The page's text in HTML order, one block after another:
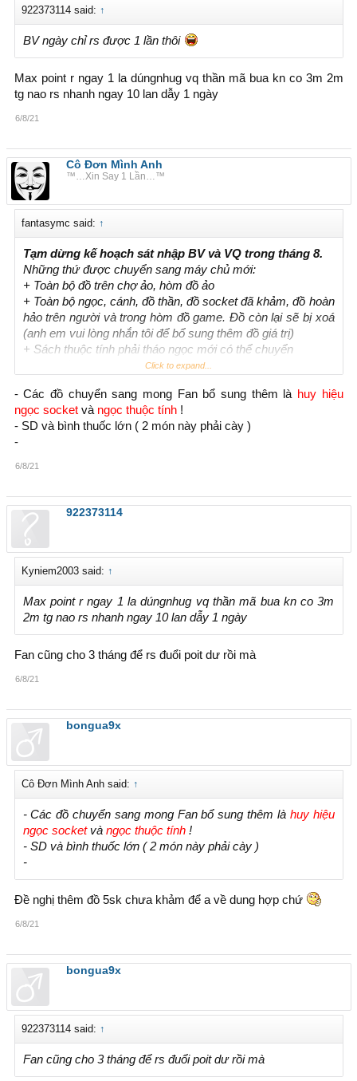
922373114 said: ↑
BV ngày chỉ rs được 1 lần thôi
Max point r ngay 1 la dúngnhug vq thần mã bua kn co 3m 2m
tg nao rs nhanh ngay 10 lan dẫy 1 ngày
6/8/21
Cô Đơn Mình Anh
™…Xin Say 1 Lần…™
fantasymc said: ↑
Tạm dừng kế hoạch sát nhập BV và VQ trong tháng 8.
Những thứ được chuyển sang máy chủ mới:
+ Toàn bộ đồ trên chợ ảo, hòm đồ ảo
+ Toàn bộ ngọc, cánh, đồ thần, đồ socket đã khảm, đồ hoàn
hảo trên người và trong hòm đồ game. Đồ còn lại sẽ bị xoá
(anh em vui lòng nhắn tôi để bổ sung thêm đồ giá trị)
+ Sách thuộc tính phải tháo ngọc mới có thể chuyển
+ Chuyển sang nguyên vẹn lần reset, point MT, level MT,
(ngoại trừ ngựa ma và chim ma của DL)
+ Đồ thuê, đồ có hạn sử dụng sẽ không được chuyển
(ngoại trừ 12 món đồ được admin đấu giá đầu năm)
Click to expand...
- Các đồ chuyển sang mong Fan bổ sung thêm là huy hiệu
ngọc socketvà ngọc thuộc tính!
- SD và bình thuốc lớn ( 2 món này phải cày )
-
6/8/21
922373114
Kyniem2003 said: ↑
Max point r ngay 1 la dúngnhug vq thần mã bua kn co 3m
2m tg nao rs nhanh ngay 10 lan dẫy 1 ngày
Fan cũng cho 3 tháng để rs đuổi poit dư rồi mà
6/8/21
bongua9x
Cô Đơn Mình Anh said: ↑
- Các đồ chuyển sang mong Fan bổ sung thêm là huy hiệu
ngọc socketvà ngọc thuộc tính!
- SD và bình thuốc lớn ( 2 món này phải cày )
-
Đề nghị thêm đồ 5sk chưa khảm để a về dung hợp chứ
6/8/21
bongua9x
922373114 said: ↑
Fan cũng cho 3 tháng để rs đuổi poit dư rồi mà